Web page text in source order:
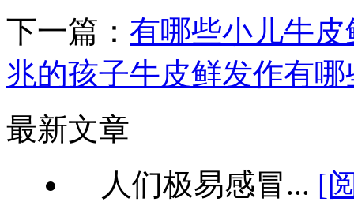
下一篇： 有哪些小儿牛
兆的孩子牛皮鲜发作有
最新文章
人们极易感冒... [